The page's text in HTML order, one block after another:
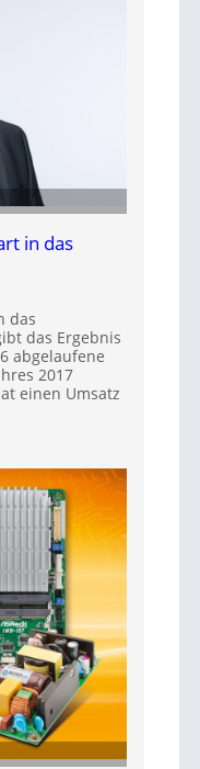
in das
das
das Ergebnis
abgelaufene
2017
einen Umsatz